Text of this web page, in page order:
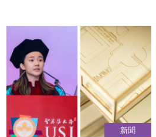
新聞